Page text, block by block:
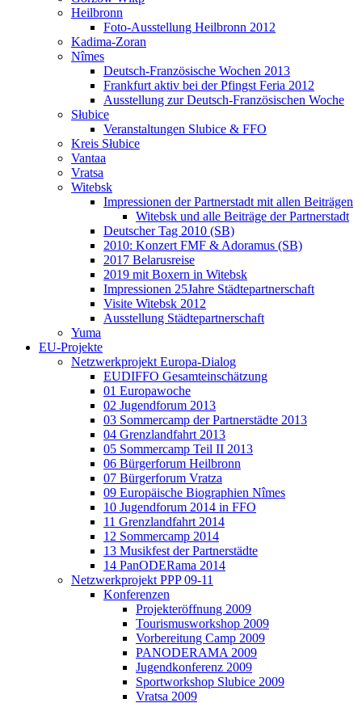
Heilbronn
Foto-Ausstellung Heilbronn 2012
Kadima-Zoran
Nîmes
Deutsch-Französische Wochen 2013
Frankfurt aktiv bei der Pfingst Feria 2012
Ausstellung zur Deutsch-Französischen Woche
Słubice
Veranstaltungen Slubice & FFO
Kreis Słubice
Vantaa
Vratsa
Witebsk
Impressionen der Partnerstadt mit allen Beiträgen
Witebsk und alle Beiträge der Partnerstadt
Deutscher Tag 2010 (SB)
2010: Konzert FMF & Adoramus (SB)
2017 Belarusreise
2019 mit Boxern in Witebsk
Impressionen 25Jahre Städtepartnerschaft
Visite Witebsk 2012
Ausstellung Städtepartnerschaft
Yuma
EU-Projekte
Netzwerkprojekt Europa-Dialog
EUDIFFO Gesamteinschätzung
01 Europawoche
02 Jugendforum 2013
03 Sommercamp der Partnerstädte 2013
04 Grenzlandfahrt 2013
05 Sommercamp Teil II 2013
06 Bürgerforum Heilbronn
07 Bürgerforum Vratza
09 Europäische Biographien Nîmes
10 Jugendforum 2014 in FFO
11 Grenzlandfahrt 2014
12 Sommercamp 2014
13 Musikfest der Partnerstädte
14 PanODERama 2014
Netzwerkprojekt PPP 09-11
Konferenzen
Projekteröffnung 2009
Tourismusworkshop 2009
Vorbereitung Camp 2009
PANODERAMA 2009
Jugendkonferenz 2009
Sportworkshop Slubice 2009
Vratsa 2009